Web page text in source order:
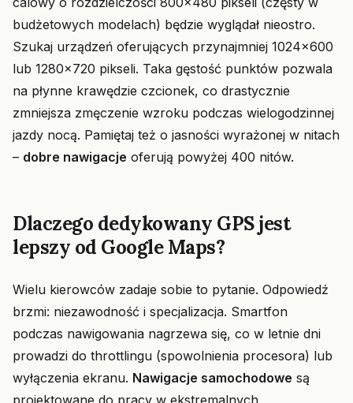
budżetowych modelach) będzie wyglądał nieostro.
Szukaj urządzeń oferujących przynajmniej 1024x600
lub 1280x720 pikseli. Taka gęstość punktów pozwala
na płynne krawędzie czcionek, co drastycznie
zmniejsza zmęczenie wzroku podczas wielogodzinnej
jazdy nocą. Pamiętaj też o jasności wyrażonej w nitach
– dobre nawigacje oferują powyżej 400 nitów.
Dlaczego dedykowany GPS jest
lepszy od Google Maps?
Wielu kierowców zadaje sobie to pytanie. Odpowiedź
brzmi: niezawodność i specjalizacja. Smartfon
podczas nawigowania nagrzewa się, co w letnie dni
prowadzi do throttlingu (spowolnienia procesora) lub
wyłączenia ekranu. Nawigacje samochodowe są
projektowane do pracy w ekstremalnych